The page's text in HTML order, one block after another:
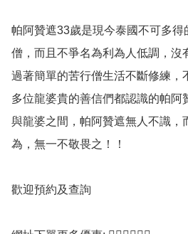
帕阿贊遮33歲是現今泰國不可多得
僧，而且不爭名為利為人低調，沒
過著簡單的苦行僧生活不斷修練，
多位龍婆貴的善信們都認識的帕阿
與龍婆之間，帕阿贊遮無人不識，
為，無一不敬畏之！！
歡迎預約及查詢